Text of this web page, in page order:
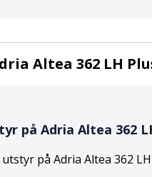
Altea 362 LH
på Adria Altea 362
utstyr på Adria Altea 362